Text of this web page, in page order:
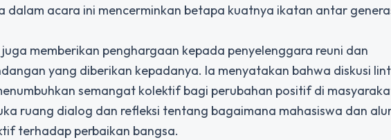
dalam acara ini mencerminkan betapa kuatnya ikatan antar
memberikan penghargaan kepada penyelenggara reuni dan
yang diberikan kepadanya. Ia menyatakan bahwa diskusi
semangat kolektif bagi perubahan positif di
ruang dialog dan refleksi tentang bagaimana mahasiswa dan
terhadap perbaikan bangsa.